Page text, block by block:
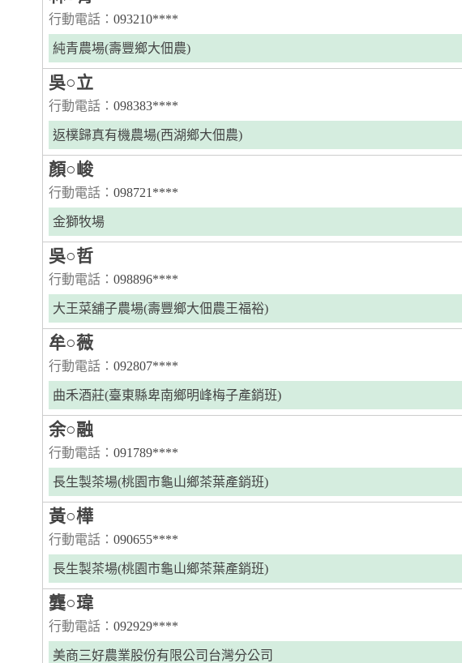
行動電話： 093210****
純青農場(壽豐鄉大佃農)
吳○立
行動電話： 098383****
返樸歸真有機農場(西湖鄉大佃農)
顏○峻
行動電話： 098721****
金獅牧場
吳○哲
行動電話： 098896****
大王菜舖子農場(壽豐鄉大佃農王福裕)
牟○薇
行動電話： 092807****
曲禾酒莊(臺東縣卑南鄉明峰梅子產銷班)
余○融
行動電話： 091789****
長生製茶場(桃園市龜山鄉茶葉產銷班)
黃○樺
行動電話： 090655****
長生製茶場(桃園市龜山鄉茶葉產銷班)
龔○瑋
行動電話： 092929****
美商三好農業股份有限公司台灣分公司